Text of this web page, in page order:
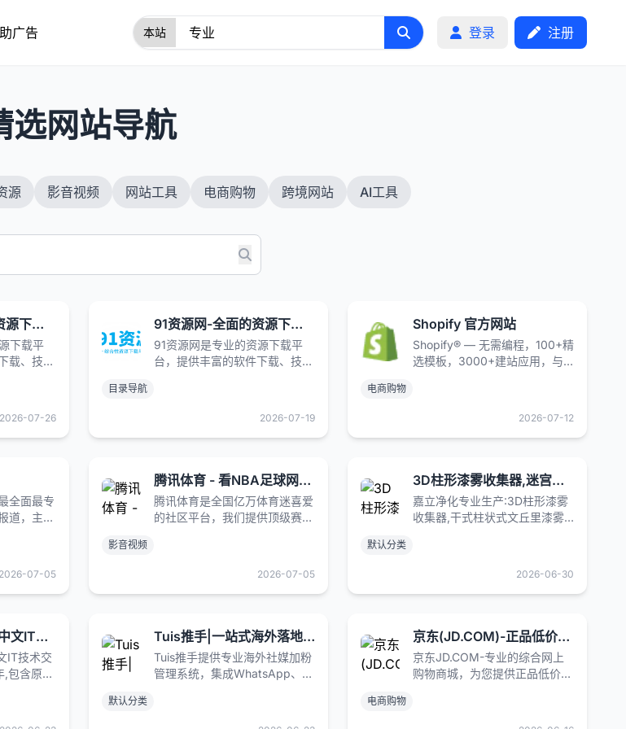
广告 登录 注册
选网站导航
源 影音视频 网站工具 电商购物 跨境网站 AI工具
91资源网-全面的资源下载与导航平台|资源下载|站点导航 | 技术文档分享 | 会员专享权益
下载平
载、技术
力于为用
务
2026-07-26
91资源网-全面的资源下载与导航平台|资源下载|站点导航 | 技术文档分享 | 会员专享权益
91资源网是专业的资源下载平
台，提供丰富的软件下载、技术
取更多高质量资源。致力于为用
户提供便捷的一站式服务
目录导航
2026-07-19
Shopify 官方网站
Shopify® — 无需编程，100+精
选模板，3000+建站应用，与
电商。功能齐全的博客平台。
100 多个专业模板。发货整合。
电商购物
2026-07-12
全面最专
道，主要
客、体育
2026-07-05
腾讯体育 - 看NBA足球网球赛车NFL
腾讯体育是全国亿万体育迷喜爱
的社区平台，我们提供顶级赛事
社区。等你一起为热爱加冕！
影音视频
2026-07-05
3D柱形漆雾收集器,迷宫漆雾捕捉器,油漆过滤纸箱,干式喷房涂装线过滤纸盒-常州嘉立净化科技有限公司
嘉立净化专业生产:3D柱形漆雾
收集器,干式柱状式文丘里漆雾
默认分类
2026-06-30
CSDN是全球知名中文IT技术交流平台
IT技术交
包含原创
Tuis推手|一站式海外落地页推广加粉复制平台
Tuis推手提供专业海外社媒加粉
管理系统，集成WhatsApp、
默认分类
京东(JD.COM)-正品低价、品质保障、配送及时、轻松购物！
京东JD.COM-专业的综合网上
购物商城，为您提供正品低价的
电商购物